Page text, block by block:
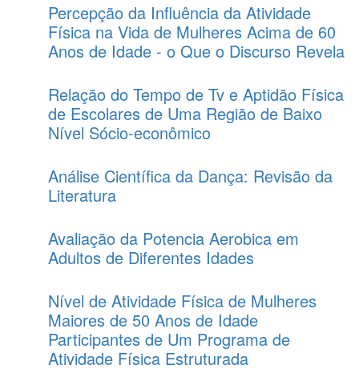
Percepção da Influência da Atividade
Física na Vida de Mulheres Acima de 60
Anos de Idade - o Que o Discurso Revela
Relação do Tempo de Tv e Aptidão Física
de Escolares de Uma Região de Baixo
Nível Sócio-econômico
Análise Científica da Dança: Revisão da
Literatura
Avaliação da Potencia Aerobica em
Adultos de Diferentes Idades
Nível de Atividade Física de Mulheres
Maiores de 50 Anos de Idade
Participantes de Um Programa de
Atividade Física Estruturada